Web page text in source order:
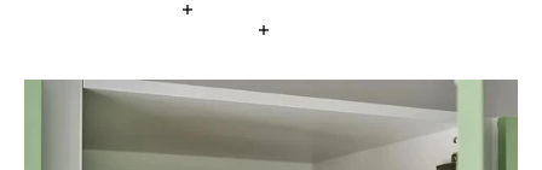
Weiterlesen
Weiterlesen